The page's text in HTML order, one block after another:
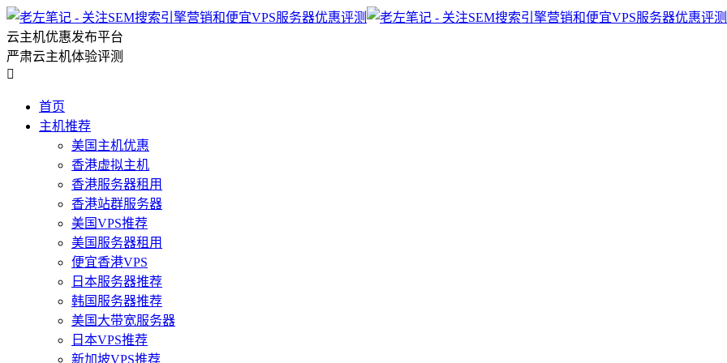
云主机优惠发布平台
严肃云主机体验评测

首页
主机推荐
美国主机优惠
香港虚拟主机
香港服务器租用
香港站群服务器
美国VPS推荐
美国服务器租用
便宜香港VPS
日本服务器推荐
韩国服务器推荐
美国大带宽服务器
日本VPS推荐
新加坡VPS推荐